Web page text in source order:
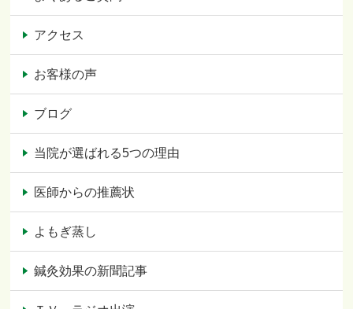
アクセス
お客様の声
ブログ
当院が選ばれる5つの理由
医師からの推薦状
よもぎ蒸し
鍼灸効果の新聞記事